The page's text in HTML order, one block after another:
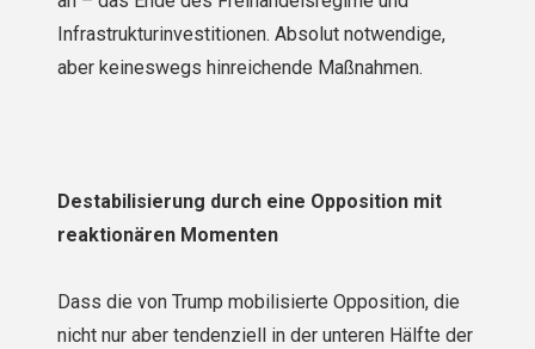
Infrastrukturinvestitionen. Absolut notwendige,
aber keineswegs hinreichende Maßnahmen.
Destabilisierung durch eine Opposition mit
reaktionären Momenten
Dass die von Trump mobilisierte Opposition, die
nicht nur aber tendenziell in der unteren Hälfte der